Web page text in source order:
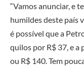
“Vamos anunciar, e
humildes deste país
é possível que a
quilos por R$ 37, e a
ou R$ 140. Tem